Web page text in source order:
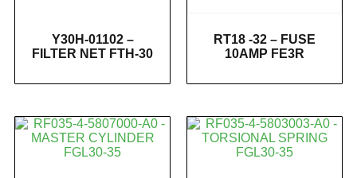
Y30H-01102 –
FILTER NET FTH-30
RT18 -32 – FUSE
10AMP FE3R